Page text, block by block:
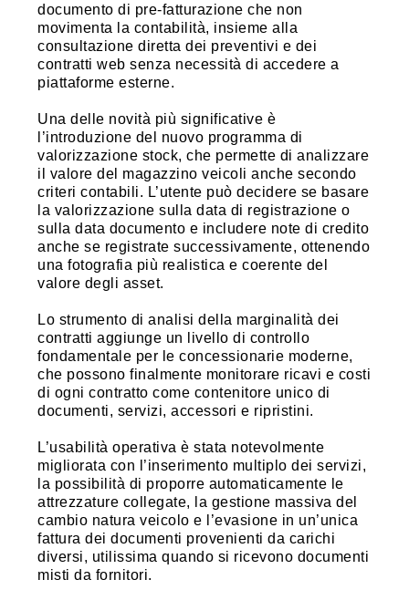
documento di pre-fatturazione che non
movimenta la contabilità, insieme alla
consultazione diretta dei preventivi e dei
contratti web senza necessità di accedere a
piattaforme esterne.
Una delle novità più significative è
l’introduzione del nuovo programma di
valorizzazione stock, che permette di analizzare
il valore del magazzino veicoli anche secondo
criteri contabili. L’utente può decidere se basare
la valorizzazione sulla data di registrazione o
sulla data documento e includere note di credito
anche se registrate successivamente, ottenendo
una fotografia più realistica e coerente del
valore degli asset.
Lo strumento di analisi della marginalità dei
contratti aggiunge un livello di controllo
fondamentale per le concessionarie moderne,
che possono finalmente monitorare ricavi e costi
di ogni contratto come contenitore unico di
documenti, servizi, accessori e ripristini.
L’usabilità operativa è stata notevolmente
migliorata con l’inserimento multiplo dei servizi,
la possibilità di proporre automaticamente le
attrezzature collegate, la gestione massiva del
cambio natura veicolo e l’evasione in un’unica
fattura dei documenti provenienti da carichi
diversi, utilissima quando si ricevono documenti
misti da fornitori.